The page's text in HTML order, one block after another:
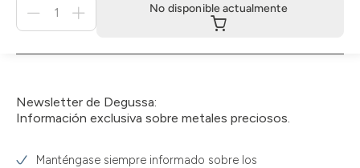
No
actualmente
No disponible actualmente
Newsletter de Degussa:
Información exclusiva sobre metales preciosos.
Manténgase siempre informado sobre los